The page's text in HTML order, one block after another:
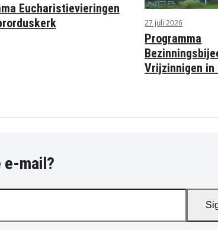
Eucharistievieringen
27 juli 2026
Programma
Vrijzinnigen in
e-mail?